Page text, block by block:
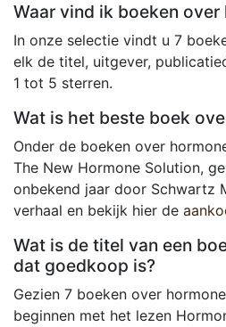
Waar vind ik boeken over
In onze selectie vindt u 7
elk de titel, uitgever,
1 tot 5 sterren.
Wat is het beste boek
Onder de boeken over
The New Hormone Solution,
onbekend jaar door Schwartz
verhaal en bekijk hier de
Wat is de titel van een
dat goedkoop is?
Gezien 7 boeken over
beginnen met het lezen